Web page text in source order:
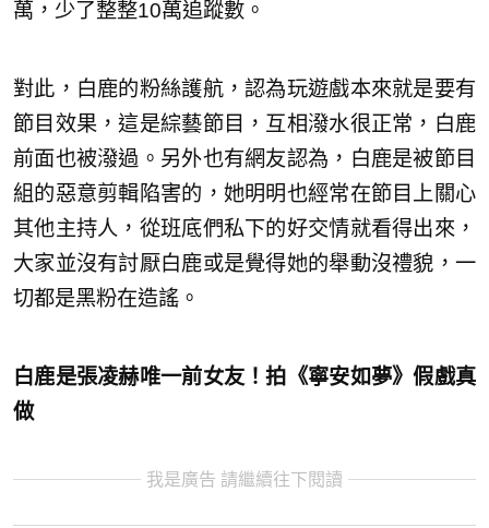
萬，少了整整10萬追蹤數。
對此，白鹿的粉絲護航，認為玩遊戲本來就是要有
節目效果，這是綜藝節目，互相潑水很正常，白鹿
前面也被潑過。另外也有網友認為，白鹿是被節目
組的惡意剪輯陷害的，她明明也經常在節目上關心
其他主持人，從班底們私下的好交情就看得出來，
大家並沒有討厭白鹿或是覺得她的舉動沒禮貌，一
切都是黑粉在造謠。
白鹿是張凌赫唯一前女友！拍《寧安如夢》假戲真
做
我是廣告 請繼續往下閱讀